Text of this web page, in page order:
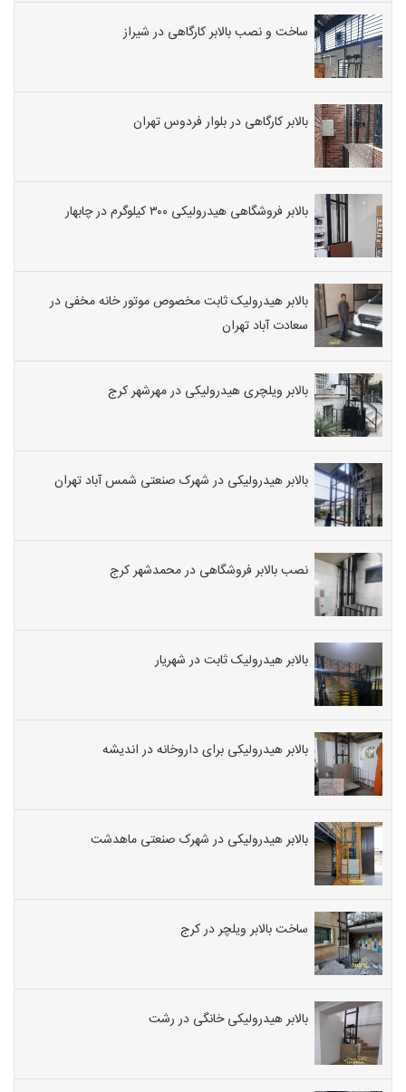
ساخت و نصب بالابر کارگاهی در شیراز
بالابر کارگاهی در بلوار فردوس تهران
بالابر فروشگاهی هیدرولیکی ۳۰۰ کیلوگرم در چابهار
بالابر هیدرولیک ثابت مخصوص موتور خانه مخفی در
سعادت آباد تهران
بالابر ویلچری هیدرولیکی در مهرشهر کرج
بالابر هیدرولیکی در شهرک صنعتی شمس آباد تهران
نصب بالابر فروشگاهی در محمدشهر کرج
بالابر هیدرولیک ثابت در شهریار
بالابر هیدرولیکی برای داروخانه در اندیشه
بالابر هیدرولیکی در شهرک صنعتی ماهدشت
ساخت بالابر ویلچر در کرج
بالابر هیدرولیکی خانگی در رشت